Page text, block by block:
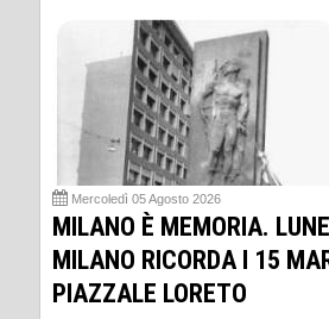
Mercoledì 05 Agosto 2026
MILANO È MEMORIA.
MILANO RICORDA I 15
PIAZZALE LORETO